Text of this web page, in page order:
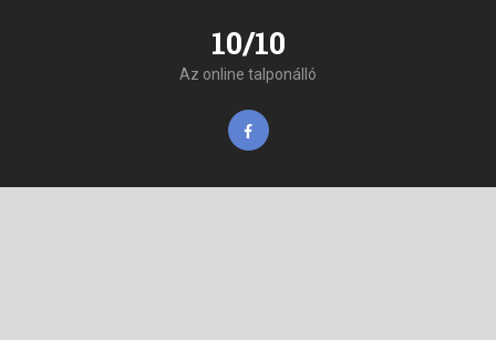
10/10
Az online talponálló